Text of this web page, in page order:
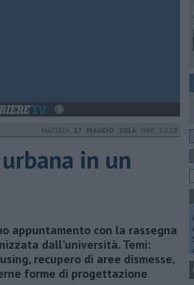
MARTEDÌ 17 MAGGIO 2016 ORE 10:23
in un
appuntamento con la rassegna
dall'università. Temi:
recupero di aree dismesse,
forme di progettazione